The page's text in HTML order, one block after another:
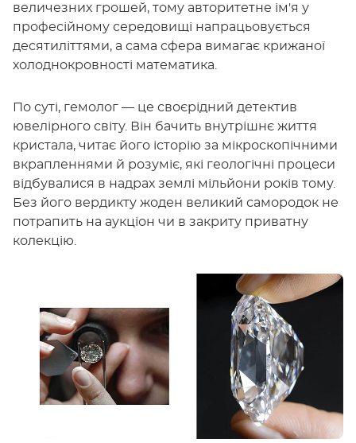
величезних грошей, тому авторитетне ім'я у
професійному середовищі напрацьовується
десятиліттями, а сама сфера вимагає крижаної
холоднокровності математика.
По суті, гемолог — це своєрідний детектив
ювелірного світу. Він бачить внутрішнє життя
кристала, читає його історію за мікроскопічними
вкрапленнями й розуміє, які геологічні процеси
відбувалися в надрах землі мільйони років тому.
Без його вердикту жоден великий самородок не
потрапить на аукціон чи в закриту приватну
колекцію.